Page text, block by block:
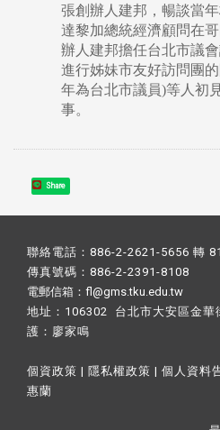
張創辦人建邦，暢談當
達黎加總統經濟顧問在
辦人建邦擔任台北市議
進行姊妹市友好訪問團
年為台北市議員)等人初
事。
Share
聯絡電話：886-2-2621-5656 轉
傳真號碼：886-2-2391-8108
電郵信箱：fl@gms.tku.edu.tw
地址：106302 台北市大安區金
護： 廖家鳴​
個資政策 | 隱私權政策 | 個人資料
惠蘭